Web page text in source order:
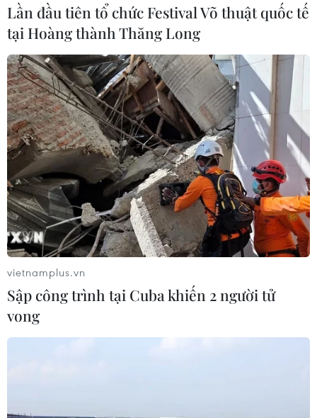
Ngược lại, “các dự án viện trợ của Ngân hàng
Thế giới (WB) kích thích hoạt động kinh tế địa
phương mà không có bất kỳ bằng chứng nhất
quán nào cho thấy thúc đẩy tham nhũng địa
phương.”
Nghiên cứu của Ann-Sofie Isakssona và
Andreas Kotsadam cũng tương tự với một
nghiên cứu trước đó cho thấy các quỹ phát triển
của Trung Quốc có thể “kiểm soát” các nhà lãnh
đạo của các nước nhận viện trợ./.
(Vietnam+)
Lần đầu tiên tổ chức Festival Võ thuật quốc tế
tại Hoàng thành Thăng Long
vietnamplus.vn
Sập công trình tại Cuba khiến 2 người tử
vong